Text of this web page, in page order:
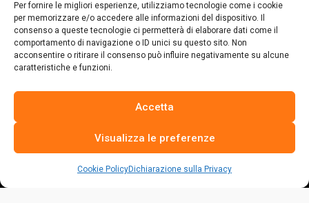
Per fornire le migliori esperienze, utilizziamo tecnologie come i cookie
per memorizzare e/o accedere alle informazioni del dispositivo. Il
consenso a queste tecnologie ci permetterà di elaborare dati come il
comportamento di navigazione o ID unici su questo sito. Non
acconsentire o ritirare il consenso può influire negativamente su alcune
caratteristiche e funzioni.
Accetta
Visualizza le preferenze
Cookie PolicyDichiarazione sulla Privacy